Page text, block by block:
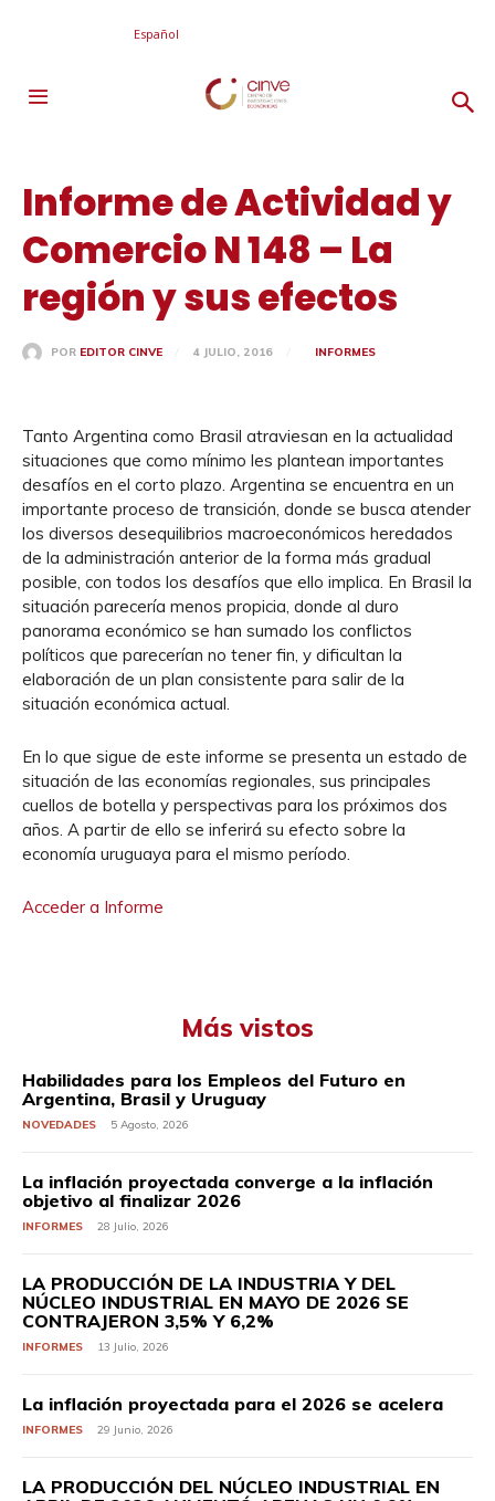
Español
Informe de Actividad y
Comercio N 148 – La
región y sus efectos
POR EDITOR CINVE 4 JULIO, 2016 INFORMES
Tanto Argentina como Brasil atraviesan en la actualidad
situaciones que como mínimo les plantean importantes
desafíos en el corto plazo. Argentina se encuentra en un
importante proceso de transición, donde se busca atender
los diversos desequilibrios macroeconómicos heredados
de la administración anterior de la forma más gradual
posible, con todos los desafíos que ello implica. En Brasil la
situación parecería menos propicia, donde al duro
panorama económico se han sumado los conflictos
políticos que parecerían no tener fin, y dificultan la
elaboración de un plan consistente para salir de la
situación económica actual.
En lo que sigue de este informe se presenta un estado de
situación de las economías regionales, sus principales
cuellos de botella y perspectivas para los próximos dos
años. A partir de ello se inferirá su efecto sobre la
economía uruguaya para el mismo período.
Acceder a Informe
Más vistos
Habilidades para los Empleos del Futuro en
Argentina, Brasil y Uruguay
NOVEDADES 5 Agosto, 2026
La inflación proyectada converge a la inflación
objetivo al finalizar 2026
INFORMES 28 Julio, 2026
LA PRODUCCIÓN DE LA INDUSTRIA Y DEL
NÚCLEO INDUSTRIAL EN MAYO DE 2026 SE
CONTRAJERON 3,5% Y 6,2%
INFORMES 13 Julio, 2026
La inflación proyectada para el 2026 se acelera
INFORMES 29 Junio, 2026
LA PRODUCCIÓN DEL NÚCLEO INDUSTRIAL EN